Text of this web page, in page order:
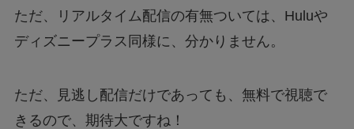
ただ、リアルタイム配信の有無ついては、Huluや
ディズニープラス同様に、分かりません。
ただ、見逃し配信だけであっても、無料で視聴で
きるので、期待大ですね！